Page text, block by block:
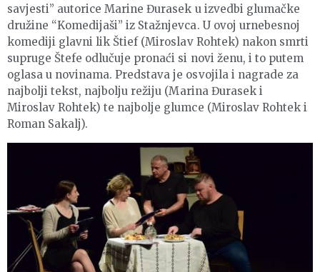
savjesti” autorice Marine Đurasek u izvedbi glumačke
družine “Komedijaši” iz Stažnjevca. U ovoj urnebesnoj
komediji glavni lik Štief (Miroslav Rohtek) nakon smrti
supruge Štefe odlučuje pronaći si novi ženu, i to putem
oglasa u novinama. Predstava je osvojila i nagrade za
najbolji tekst, najbolju režiju (Marina Đurasek i
Miroslav Rohtek) te najbolje glumce (Miroslav Rohtek i
Roman Sakalj).